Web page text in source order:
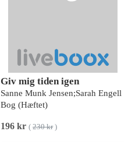
Giv mig tiden igen
Sanne Munk Jensen;Sarah Engell
Bog (Hæftet)
196 kr ( 230 kr)